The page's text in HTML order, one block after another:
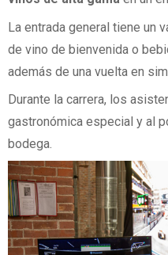
La entrada general tiene un
de vino de bienvenida o
además de una vuelta en
Durante la carrera, los
gastronómica especial y al
bodega.